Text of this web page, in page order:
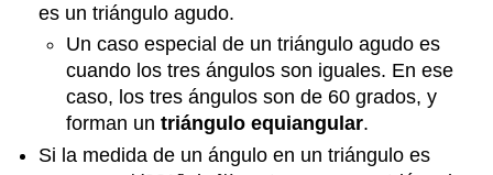
es un triángulo agudo.
Un caso especial de un triángulo agudo es
cuando los tres ángulos son iguales. En ese
caso, los tres ángulos son de 60 grados, y
forman un triángulo equiangular.
Si la medida de un ángulo en un triángulo es